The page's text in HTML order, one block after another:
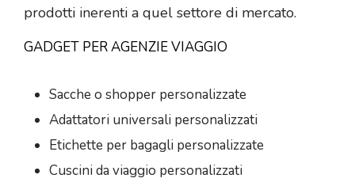
prodotti inerenti a quel settore di mercato.
GADGET PER AGENZIE VIAGGIO
Sacche o shopper personalizzate
Adattatori universali personalizzati
Etichette per bagagli personalizzate
Cuscini da viaggio personalizzati